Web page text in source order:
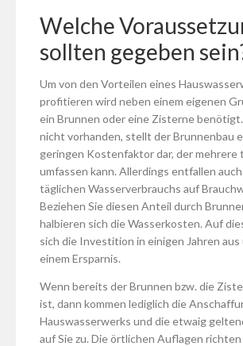
Welche
sollten gegeben
Um von den Vorteilen eines
profitieren wird neben einem eigenen
ein Brunnen oder eine Zisterne
nicht vorhanden, stellt der Brunnenbau
geringen Kostenfaktor dar, der mehrere
umfassen kann. Allerdings entfallen
täglichen Wasserverbrauchs auf
Beziehen Sie diesen Anteil durch
halbieren sich die Wasserkosten. Auf
sich die Investition in einigen Jahren
einem Ersparnis.
Wenn bereits der Brunnen bzw. die
ist, dann kommen lediglich die
Hauswasserwerks und die etwaig
auf Sie zu. Die örtlichen Auflagen